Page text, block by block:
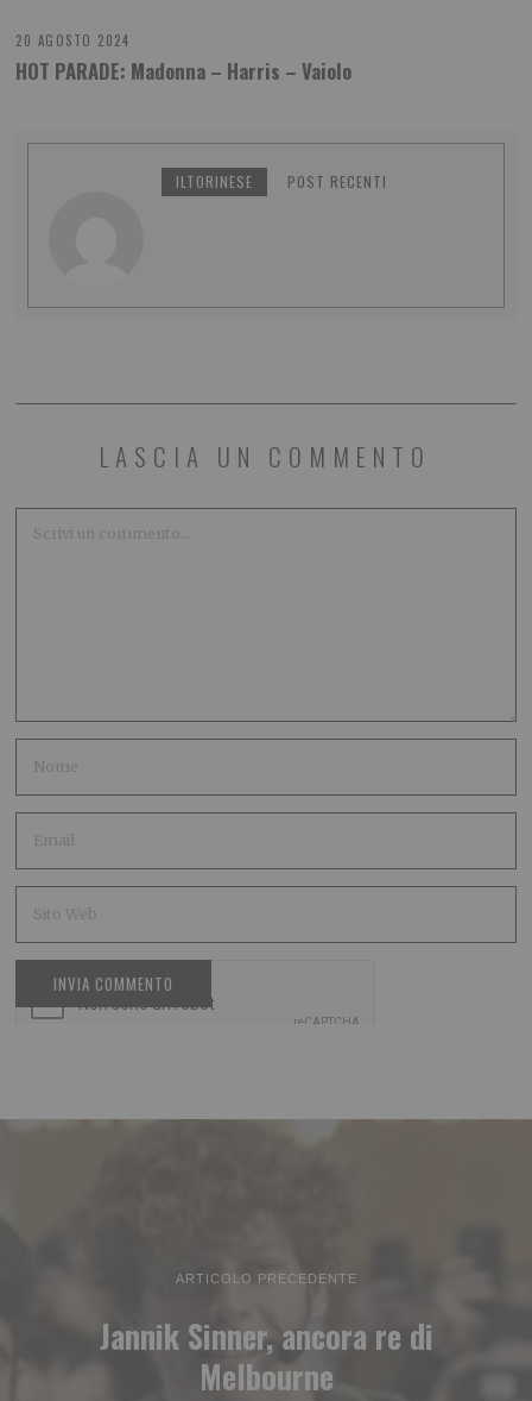
20 AGOSTO 2024
HOT PARADE: Madonna – Harris – Vaiolo
ILTORINESE POST RECENTI
LASCIA UN COMMENTO
ARTICOLO PRECEDENTE
Jannik Sinner, ancora re di
Melbourne